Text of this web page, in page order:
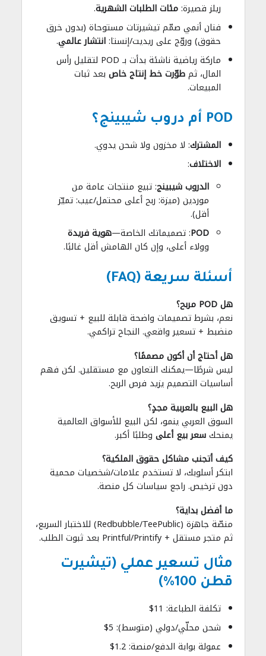
ريلز قصيرة:مئات الطلبات الشهرية.
فنان أنمي صمّم تيشيرتات مستوحاة (بدون خرق
حقوق) وروّج على ريديت/إنستا:انتشار عالمي.
ماركة رياضية ناشئة بدأت بـ POD لتقليل رأس
المال، ثمطوّرت خط إنتاج خاص بعد ثبات
المبيعات.
POD أم دروب شيبينج؟
المشترك: لا مخزون ولا شحن يدوي.
الاختلاف:
الدروب شيبينج: تبيع منتجات عامة من
موردين (ميزة: ربح أعلى محتمل/عيب: تميّز
أقل).
POD: تصميماتك الخاصة—هوية فريدة
وولاء أعلى، وإن كان الهامش أقل غالبًا.
أسئلة سريعة (FAQ)
هل POD مربح؟
نعم، بشرط تصميمات واضحة قابلة للبيع + تسويق
منضبط + تسعير واقعي. النجاح تراكمي.
هل أحتاج أن أكون مصممًا؟
ليس شرطًا—يمكنك التعاون مع مستقلين. لكن فهم
أساسيات التصميم يزيد فرص الربح.
هل البيع بالعربية مجدٍ؟
السوق العربي ينمو، لكن البيع للأسواق العالمية
يمنحكسعر بيع أعلى وطلبًا أكبر.
كيف أتجنب مشاكل حقوق الملكية؟
ابتكر أسلوبك، لا تستخدم علامات/شخصيات محمية
دون ترخيص. راجع سياسات كل منصة.
ما أفضل بداية؟
منصّة جاهزة (Redbubble/TeePublic) للاختبار السريع،
ثم متجر مستقل + Printful/Printify بعد ثبوت الطلب.
مثال تسعير عملي (تيشيرت
قطن 100%)
تكلفة الطباعة: 11$
شحن محلّي/دولي (متوسط): 5$
عمولة بوابة الدفع/منصة: 1.2$